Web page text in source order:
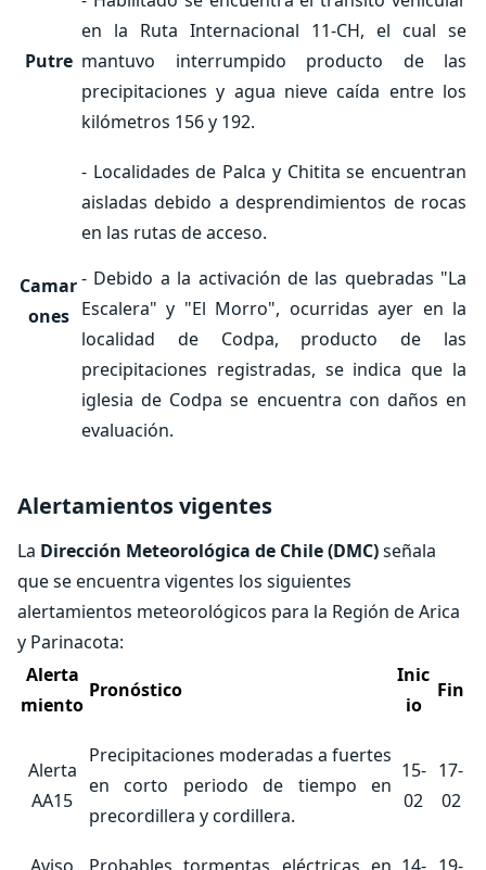
Putre
en la Ruta Internacional 11-CH, el cual se
mantuvo interrumpido producto de las
precipitaciones y agua nieve caída entre los
kilómetros 156 y 192.
Camar
ones
- Localidades de Palca y Chitita se encuentran
aisladas debido a desprendimientos de rocas
en las rutas de acceso.
- Debido a la activación de las quebradas "La
Escalera" y "El Morro", ocurridas ayer en la
localidad de Codpa, producto de las
precipitaciones registradas, se indica que la
iglesia de Codpa se encuentra con daños en
evaluación.
Alertamientos vigentes
La Dirección Meteorológica de Chile (DMC)señala
que se encuentra vigentes los siguientes
alertamientos meteorológicos para la Región de Arica
y Parinacota:
Alerta
miento
Pronóstico
Inic
io
Fin
Alerta
AA15
Precipitaciones moderadas a fuertes
en corto periodo de tiempo en
precordillera y cordillera.
15-
02
17-
02